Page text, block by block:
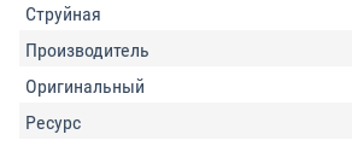
Струйная
Производитель
Оригинальный
Ресурс